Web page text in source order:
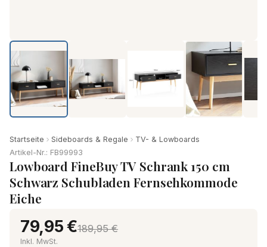
Startseite Sideboards & Regale
TV- & Lowboards
Artikel-Nr.: FB99993
Lowboard FineBuy TV Schrank 150 cm
Schwarz Schubladen Fernsehkommode
Eiche
79,95 €189,95 €
Inkl. MwSt.